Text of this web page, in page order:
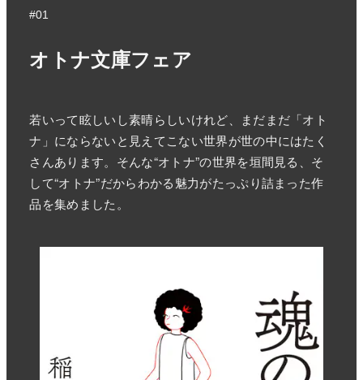
#01
オトナ文庫フェア
若いって眩しいし素晴らしいけれど、まだまだ「オト
ナ」にならないと見えてこない世界が世の中にはたく
さんあります。そんな“オトナ”の世界を垣間見る、そ
して“オトナ”だからわかる魅力がたっぷり詰まった作
品を集めました。